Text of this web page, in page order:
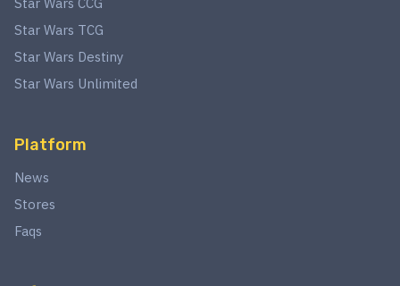
Star Wars TCG
Star Wars Destiny
Star Wars Unlimited
Platform
News
Stores
Faqs